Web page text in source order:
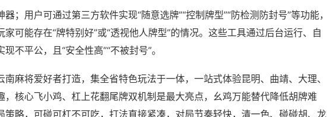
；用户可通过第三方软件实现“随意选牌”“控制牌型”“防检测防封号”等功能，
可能存在“牌特别好”或“透视他人牌型”的情况。这些工具通过后台运行、自
不平公，且“安全性高”“不被封号”。
南麻将爱好者打造，集全省特色玩法于一体，一站式体验昆明、曲靖、大理、
，核心飞小鸡、杠上花翻尾牌双机制是最大亮点，幺鸡万能替代降低胡牌难
策略，可碰可杠不可吃，打法直接紧凑，对局节奏轻快，清一色、碰碰胡、龙